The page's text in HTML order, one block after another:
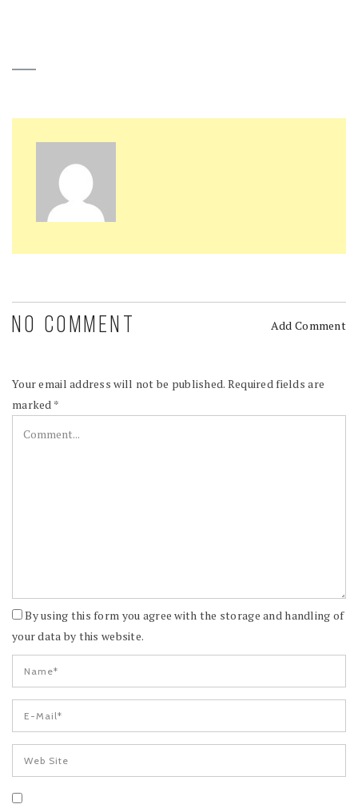
NO COMMENT Add Comment
Your email address will not be published. Required fields are
marked *
By using this form you agree with the storage and handling of
your data by this website.